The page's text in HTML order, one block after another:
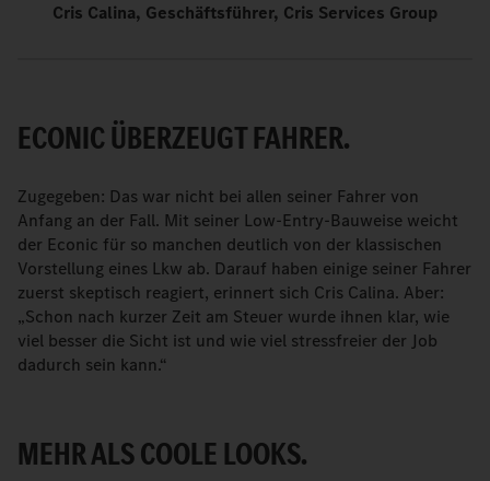
Cris Calina, Geschäftsführer, Cris Services Group
ECONIC ÜBERZEUGT FAHRER.
Zugegeben: Das war nicht bei allen seiner Fahrer von
Anfang an der Fall. Mit seiner Low-Entry-Bauweise weicht
der Econic für so manchen deutlich von der klassischen
Vorstellung eines Lkw ab. Darauf haben einige seiner Fahrer
zuerst skeptisch reagiert, erinnert sich Cris Calina. Aber:
„Schon nach kurzer Zeit am Steuer wurde ihnen klar, wie
viel besser die Sicht ist und wie viel stressfreier der Job
dadurch sein kann.“
MEHR ALS COOLE LOOKS.